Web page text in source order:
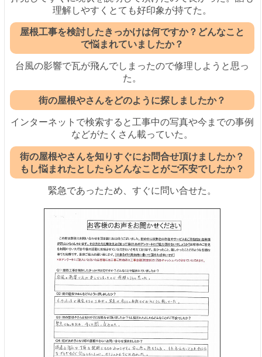
理解しやすくとても好印象が持てた。
屋根工事を検討したきっかけは何ですか？どんなこと
で悩まれていましたか？
台風の影響で瓦が飛んでしまったので修理しようと思っ
た。
街の屋根やさんをどのように探しましたか？
インターネットで検索すると工事中の写真や今までの事例
などがたくさん載っていた。
街の屋根やさんを知りすぐにお問合せ頂けましたか？
もし悩まれたとしたらどんなことがご不安でしたか？
緊急であったため、すぐに問い合せた。